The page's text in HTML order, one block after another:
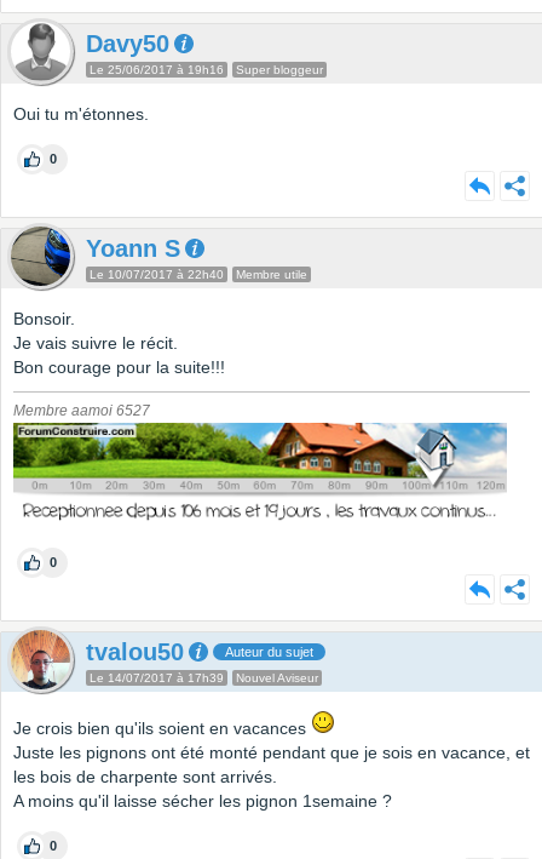
Davy50
Le 25/06/2017 à 19h16 Super bloggeur
Oui tu m'étonnes.
0
Yoann S
Le 10/07/2017 à 22h40 Membre utile
Bonsoir.
Je vais suivre le récit.
Bon courage pour la suite!!!
Membre aamoi 6527
0
tvalou50 Auteur du sujet
Le 14/07/2017 à 17h39 Nouvel Aviseur
Je crois bien qu'ils soient en vacances
Juste les pignons ont été monté pendant que je sois en vacance, et
les bois de charpente sont arrivés.
A moins qu'il laisse sécher les pignon 1semaine ?
0